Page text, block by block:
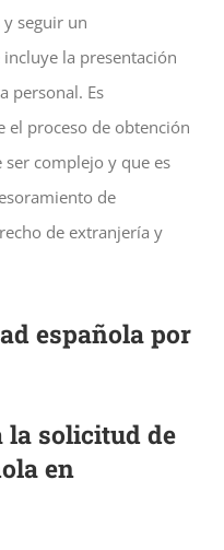
seguir un
la presentación
personal. Es
el proceso de obtención
complejo y que es
de
de extranjería y
española por
la solicitud de
en